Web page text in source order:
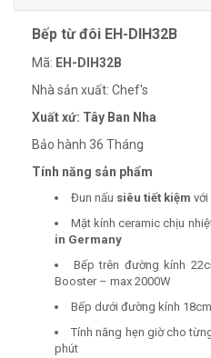
Bếp từ đôi EH-DIH32B
Mã: EH-DIH32B
Nhà sản xuất: Chef's
Xuất xứ: Tây Ban Nha
Bảo hành 36 Tháng
Tính năng sản phẩm
Đun nấu siêu tiết kiệm với
Mặt kính ceramic chịu
in Germany
Bếp trên đường kính
Booster – max 2000W
Bếp dưới đường kính
Tính năng hẹn giờ cho
phút